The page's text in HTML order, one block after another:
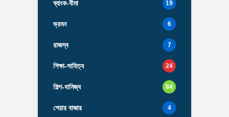
ব্যাংক-বীমা 19
ভ্রমন 6
রাজস্ব 7
শিক্ষা-সাহিত্য 24
শিল্প-বানিজ্য 84
শেয়ার বাজার 4